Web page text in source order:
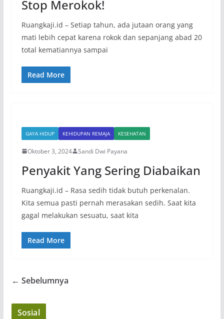
Stop Merokok!
Ruangkaji.id – Setiap tahun, ada jutaan orang yang
mati lebih cepat karena rokok dan sepanjang abad 20
total kematiannya sampai
Read More
GAYA HIDUP KEHIDUPAN REMAJA KESEHATAN
Oktober 3, 2024 Sandi Dwi Payana
Penyakit Yang Sering Diabaikan
Ruangkaji.id – Rasa sedih tidak butuh perkenalan.
Kita semua pasti pernah merasakan sedih. Saat kita
gagal melakukan sesuatu, saat kita
Read More
← Sebelumnya
Sosial